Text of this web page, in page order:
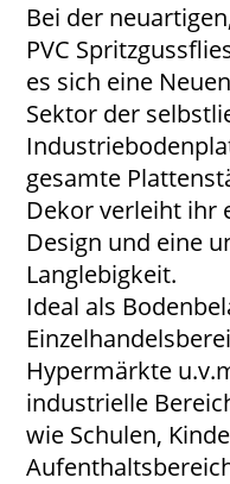
Bei der
PVC
es sich eine
Sektor der
gesamte
Dekor verleiht ihr
Design und eine
Langlebigkeit.
Ideal als
Hypermärkte
industrielle
wie Schulen,